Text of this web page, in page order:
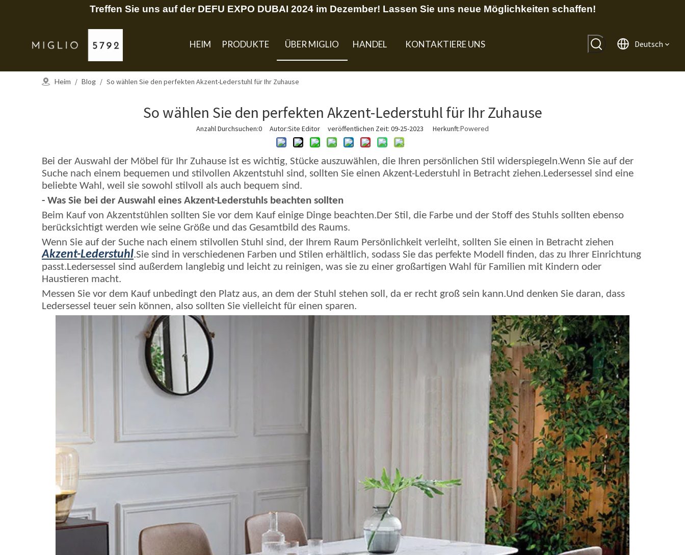
Treffen Sie uns auf der DEFU EXPO DUBAI 2024 im Dezember! Lassen Sie uns neue Möglichkeiten schaffen!
HEIM PRODUKTE ÜBER MIGLIO HANDEL KONTAKTIERE UNS Deutsch
Heim / Blog / So wählen Sie den perfekten Akzent-Lederstuhl für Ihr Zuhause
So wählen Sie den perfekten Akzent-Lederstuhl für Ihr Zuhause
Anzahl Durchsuchen:0 Autor:Site Editor veröffentlichen Zeit: 09-25-2023 Herkunft:Powered
Bei der Auswahl der Möbel für Ihr Zuhause ist es wichtig, Stücke auszuwählen, die Ihren persönlichen Stil widerspiegeln.Wenn Sie auf der
Suche nach einem bequemen und stilvollen Akzentstuhl sind, sollten Sie einen Akzent-Lederstuhl in Betracht ziehen.Ledersessel sind eine
beliebte Wahl, weil sie sowohl stilvoll als auch bequem sind.
- Was Sie bei der Auswahl eines Akzent-Lederstuhls beachten sollten
Beim Kauf von Akzentstühlen sollten Sie vor dem Kauf einige Dinge beachten.Der Stil, die Farbe und der Stoff des Stuhls sollten ebenso
berücksichtigt werden wie seine Größe und das Gesamtbild des Raums.
Wenn Sie auf der Suche nach einem stilvollen Stuhl sind, der Ihrem Raum Persönlichkeit verleiht, sollten Sie einen in Betracht ziehen
Akzent-Lederstuhl.Sie sind in verschiedenen Farben und Stilen erhältlich, sodass Sie das perfekte Modell finden, das zu Ihrer Einrichtung
passt.Ledersessel sind außerdem langlebig und leicht zu reinigen, was sie zu einer großartigen Wahl für Familien mit Kindern oder
Haustieren macht.
Messen Sie vor dem Kauf unbedingt den Platz aus, an dem der Stuhl stehen soll, da er recht groß sein kann.Und denken Sie daran, dass
Ledersessel teuer sein können, also sollten Sie vielleicht für einen sparen.